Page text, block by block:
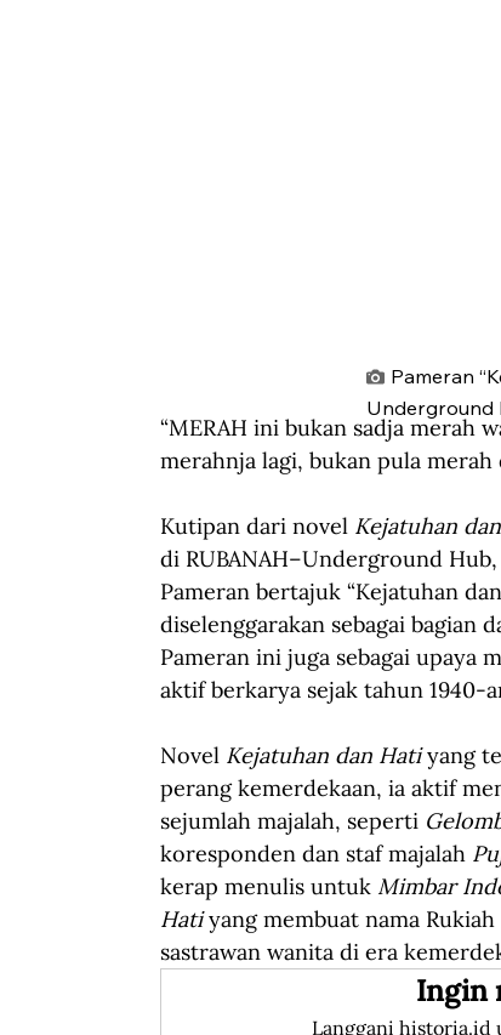
Pameran
Underground
“MERAH ini bukan sadja merah
merahnja lagi, bukan pula
Kutipan dari novel Kejatuhan
di RUBANAH–Underground
Pameran bertajuk “Kejatuhan
diselenggarakan sebagai bagian
Pameran ini juga sebagai upaya
aktif berkarya sejak tahun 1940-
Novel Kejatuhan dan Hati yang
perang kemerdekaan, ia aktif
sejumlah majalah, seperti
koresponden dan staf majalah
kerap menulis untuk Mimbar
Hati yang membuat nama
sastrawan wanita di era
Ingin
Langgani historia.id